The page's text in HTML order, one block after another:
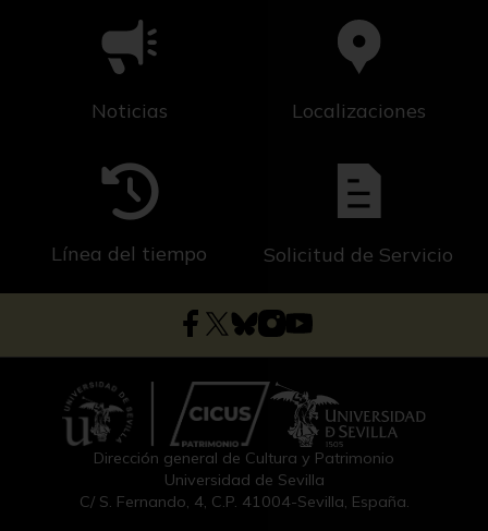
Noticias Localizaciones
Línea del tiempo Solicitud de Servicio
Dirección general de Cultura y Patrimonio
Universidad de Sevilla
C/ S. Fernando, 4, C.P. 41004-Sevilla, España.